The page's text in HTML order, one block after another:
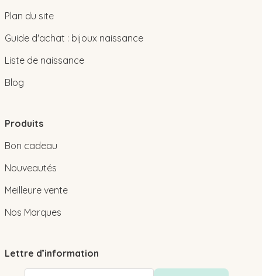
Plan du site
Guide d'achat : bijoux naissance
Liste de naissance
Blog
Produits
Bon cadeau
Nouveautés
Meilleure vente
Nos Marques
Lettre d’information